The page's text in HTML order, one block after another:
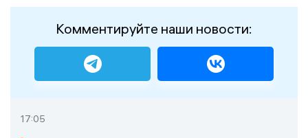
Комментируйте наши новости:
17:05